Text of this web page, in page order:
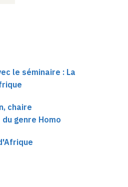
le séminaire : La
chaire
genre Homo